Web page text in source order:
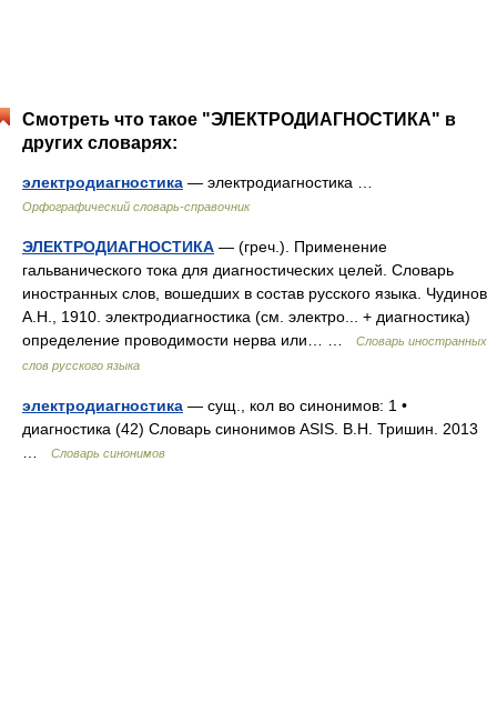
Смотреть что такое "ЭЛЕКТРОДИАГНОСТИКА" в
других словарях:
электродиагностика — электродиагностика …
Орфографический словарь-справочник
ЭЛЕКТРОДИАГНОСТИКА — (греч.). Применение
гальванического тока для диагностических целей. Словарь
иностранных слов, вошедших в состав русского языка. Чудинов
А.Н., 1910. электродиагностика (см. электро... + диагностика)
определение проводимости нерва или… …
Словарь иностранных
слов русского языка
электродиагностика — сущ., кол во синонимов: 1 •
диагностика (42) Словарь синонимов ASIS. В.Н. Тришин. 2013
Словарь синонимов